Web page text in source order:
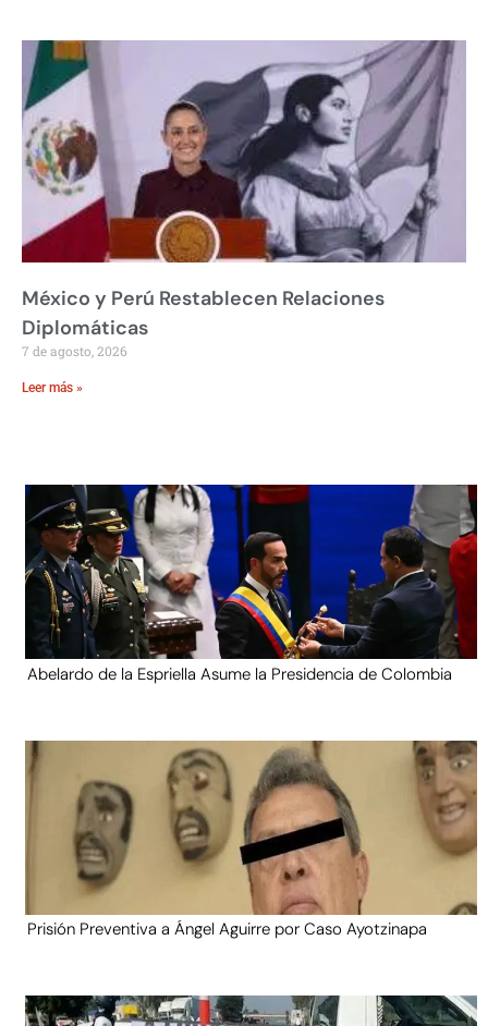
México y Perú Restablecen Relaciones
Diplomáticas
7 de agosto, 2026
Leer más »
Abelardo de la Espriella Asume la Presidencia de Colombia
Prisión Preventiva a Ángel Aguirre por Caso Ayotzinapa